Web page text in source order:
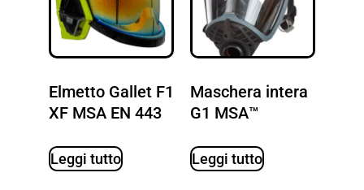
Elmetto Gallet F1
XF MSA EN 443
Leggi tutto
Maschera intera
G1 MSA™
Leggi tutto